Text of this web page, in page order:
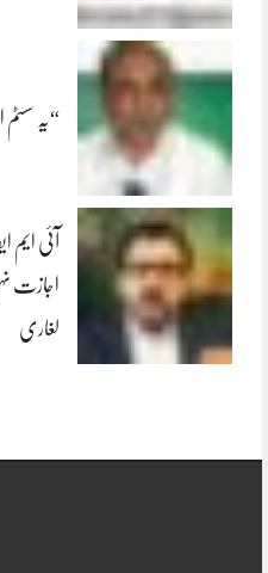
“یہ
آئی ایم
اجازت
لغاری